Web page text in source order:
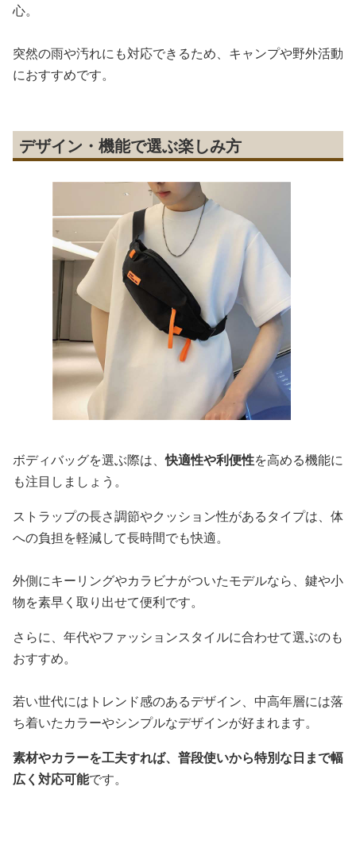
心。
突然の雨や汚れにも対応できるため、キャンプや野外活動
におすすめです。
デザイン・機能で選ぶ楽しみ方
ボディバッグを選ぶ際は、快適性や利便性を高める機能に
も注目しましょう。
ストラップの長さ調節やクッション性があるタイプは、体
への負担を軽減して長時間でも快適。
外側にキーリングやカラビナがついたモデルなら、鍵や小
物を素早く取り出せて便利です。
さらに、年代やファッションスタイルに合わせて選ぶのも
おすすめ。
若い世代にはトレンド感のあるデザイン、中高年層には落
ち着いたカラーやシンプルなデザインが好まれます。
素材やカラーを工夫すれば、普段使いから特別な日まで幅
広く対応可能です。